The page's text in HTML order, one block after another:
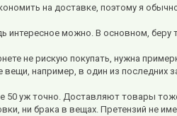
на доставке, поэтому я
интересное можно. В основном,
не рискую покупать, нужна
например, в один из последних
50 уж точно. Доставляют товары
ни брака в вещах. Претензий не